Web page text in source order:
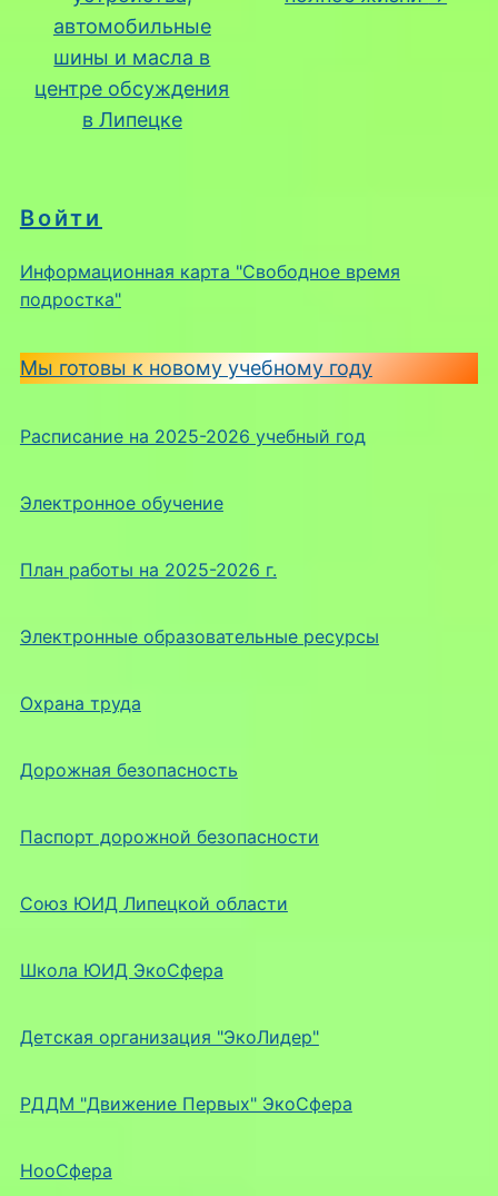
Войти
Информационная карта "Свободное время
подростка"
Мы готовы к новому учебному году
Расписание на 2025-2026 учебный год
Электронное обучение
План работы на 2025-2026 г.
Электронные образовательные ресурсы
Охрана труда
Дорожная безопасность
Паспорт дорожной безопасности
Союз ЮИД Липецкой области
Школа ЮИД ЭкоСфера
Детская организация "ЭкоЛидер"
РДДМ "Движение Первых" ЭкоСфера
НооСфера
автомобильные
шины и масла в
центре обсуждения
в Липецке